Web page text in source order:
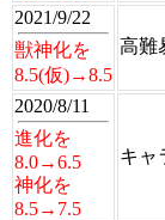
2021/9/22
獣神化を
8.5(仮)→8.5
高難
2020/8/11
進化を
8.0→6.5
神化を
8.5→7.5
キャ